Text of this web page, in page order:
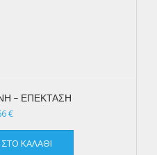
– ΕΠΕΚΤΑΣΗ
€
ΚΑΛΆΘΙ